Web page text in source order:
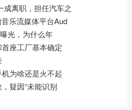
成离职，担任汽车之
乐流媒体平台Aud
光，为什么年
座工厂基本确定
为啥还是火不起
疑因“未能识别